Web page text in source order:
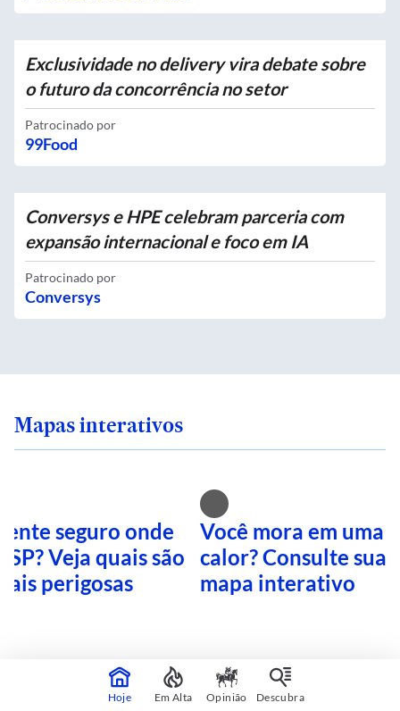
Exclusividade no delivery vira debate sobre
o futuro da concorrência no setor
Patrocinado por
99Food
Conversys e HPE celebram parceria com
expansão internacional e foco em IA
Patrocinado por
Conversys
Mapas interativos
seguro onde
SP? Veja quais são
perigosas
Você mora em uma
calor? Consulte sua
mapa interativo
CONTINUA APÓS A PUBLICIDADE
Hoje Em Alta Opinião Descubra